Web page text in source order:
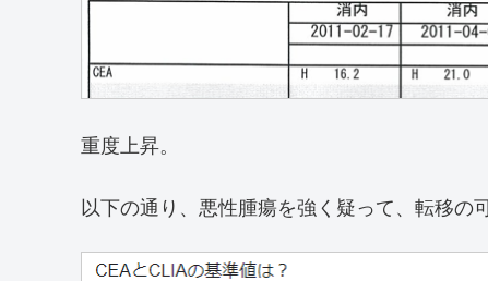
重度上昇。
以下の通り、悪性腫瘍を強く疑って、転移の